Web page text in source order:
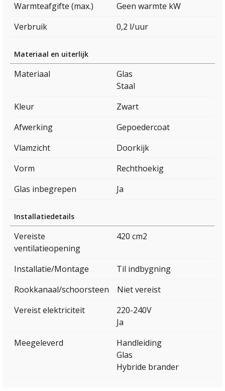
Warmteafgifte (max.)
Geen warmte kW
Verbruik
0,2 l/uur
Materiaal en uiterlijk
Materiaal
Glas
Staal
Kleur
Zwart
Afwerking
Gepoedercoat
Vlamzicht
Doorkijk
Vorm
Rechthoekig
Glas inbegrepen
Ja
Installatiedetails
Vereiste
ventilatieopening
420 cm2
Installatie/Montage
Til indbygning
Rookkanaal/schoorsteen
Niet vereist
Vereist elektriciteit
220-240V
Ja
Meegeleverd
Handleiding
Glas
Hybride brander